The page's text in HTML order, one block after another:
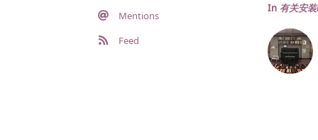
Mentions
Feed
In 有关安